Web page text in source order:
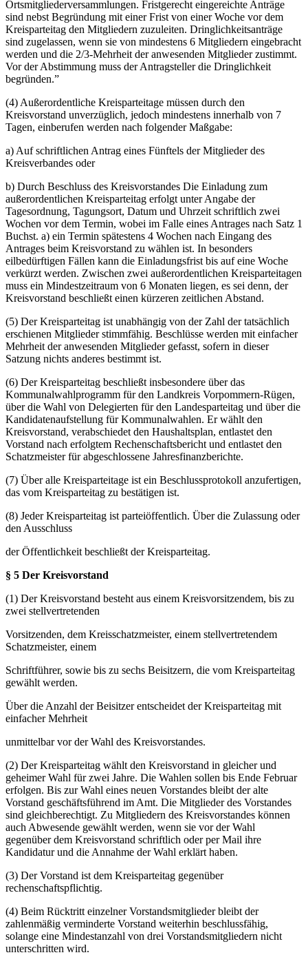
Ortsmitgliederversammlungen. Fristgerecht eingereichte Anträge
sind nebst Begründung mit einer Frist von einer Woche vor dem
Kreisparteitag den Mitgliedern zuzuleiten. Dringlichkeitsanträge
sind zugelassen, wenn sie von mindestens 6 Mitgliedern eingebracht
werden und die 2/3-Mehrheit der anwesenden Mitglieder zustimmt.
Vor der Abstimmung muss der Antragsteller die Dringlichkeit
begründen.”
(4) Außerordentliche Kreisparteitage müssen durch den
Kreisvorstand unverzüglich, jedoch mindestens innerhalb von 7
Tagen, einberufen werden nach folgender Maßgabe:
a) Auf schriftlichen Antrag eines Fünftels der Mitglieder des
Kreisverbandes oder
b) Durch Beschluss des Kreisvorstandes Die Einladung zum
außerordentlichen Kreisparteitag erfolgt unter Angabe der
Tagesordnung, Tagungsort, Datum und Uhrzeit schriftlich zwei
Wochen vor dem Termin, wobei im Falle eines Antrages nach Satz 1
Buchst. a) ein Termin spätestens 4 Wochen nach Eingang des
Antrages beim Kreisvorstand zu wählen ist. In besonders
eilbedürftigen Fällen kann die Einladungsfrist bis auf eine Woche
verkürzt werden. Zwischen zwei außerordentlichen Kreisparteitagen
muss ein Mindestzeitraum von 6 Monaten liegen, es sei denn, der
Kreisvorstand beschließt einen kürzeren zeitlichen Abstand.
(5) Der Kreisparteitag ist unabhängig von der Zahl der tatsächlich
erschienen Mitglieder stimmfähig. Beschlüsse werden mit einfacher
Mehrheit der anwesenden Mitglieder gefasst, sofern in dieser
Satzung nichts anderes bestimmt ist.
(6) Der Kreisparteitag beschließt insbesondere über das
Kommunalwahlprogramm für den Landkreis Vorpommern-Rügen,
über die Wahl von Delegierten für den Landesparteitag und über die
Kandidatenaufstellung für Kommunalwahlen. Er wählt den
Kreisvorstand, verabschiedet den Haushaltsplan, entlastet den
Vorstand nach erfolgtem Rechenschaftsbericht und entlastet den
Schatzmeister für abgeschlossene Jahresfinanzberichte.
(7) Über alle Kreisparteitage ist ein Beschlussprotokoll anzufertigen,
das vom Kreisparteitag zu bestätigen ist.
(8) Jeder Kreisparteitag ist parteiöffentlich. Über die Zulassung oder
den Ausschluss
der Öffentlichkeit beschließt der Kreisparteitag.
§ 5 Der Kreisvorstand
(1) Der Kreisvorstand besteht aus einem Kreisvorsitzendem, bis zu
zwei stellvertretenden
Vorsitzenden, dem Kreisschatzmeister, einem stellvertretendem
Schatzmeister, einem
Schriftführer, sowie bis zu sechs Beisitzern, die vom Kreisparteitag
gewählt werden.
Über die Anzahl der Beisitzer entscheidet der Kreisparteitag mit
einfacher Mehrheit
unmittelbar vor der Wahl des Kreisvorstandes.
(2) Der Kreisparteitag wählt den Kreisvorstand in gleicher und
geheimer Wahl für zwei Jahre. Die Wahlen sollen bis Ende Februar
erfolgen. Bis zur Wahl eines neuen Vorstandes bleibt der alte
Vorstand geschäftsführend im Amt. Die Mitglieder des Vorstandes
sind gleichberechtigt. Zu Mitgliedern des Kreisvorstandes können
auch Abwesende gewählt werden, wenn sie vor der Wahl
gegenüber dem Kreisvorstand schriftlich oder per Mail ihre
Kandidatur und die Annahme der Wahl erklärt haben.
(3) Der Vorstand ist dem Kreisparteitag gegenüber
rechenschaftspflichtig.
(4) Beim Rücktritt einzelner Vorstandsmitglieder bleibt der
zahlenmäßig verminderte Vorstand weiterhin beschlussfähig,
solange eine Mindestanzahl von drei Vorstandsmitgliedern nicht
unterschritten wird.